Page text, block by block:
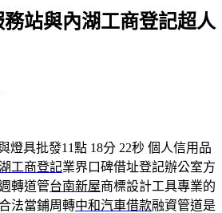
站與內湖工商登記超人
燈具批發11點 18分 22秒 個人信用品
工商登記業界口碑借址登記辦公室方
轉道管台南新屋商標設計工具專業的
法當鋪周轉中和汽車借款融資管道是